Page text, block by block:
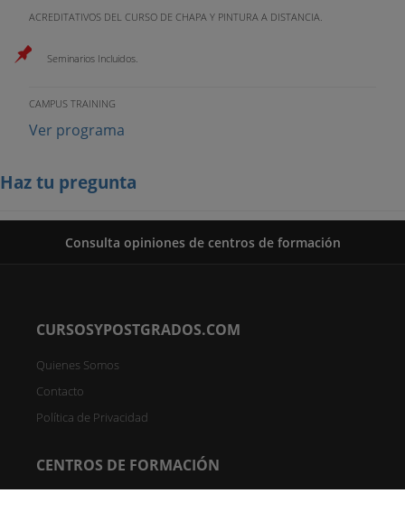
ACREDITATIVOS DEL CURSO DE CHAPA Y PINTURA A DISTANCIA.
Seminarios Incluidos.
CAMPUS TRAINING
Ver programa
Haz tu pregunta
Consulta opiniones de centros de formación
CURSOSYPOSTGRADOS.COM
Quienes Somos
Contacto
Política de Privacidad
CENTROS DE FORMACIÓN